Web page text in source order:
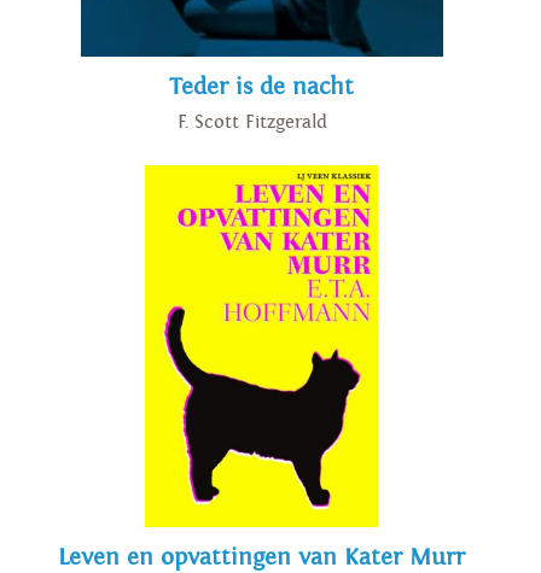
Teder is de nacht
F. Scott Fitzgerald
Leven en opvattingen van Kater Murr